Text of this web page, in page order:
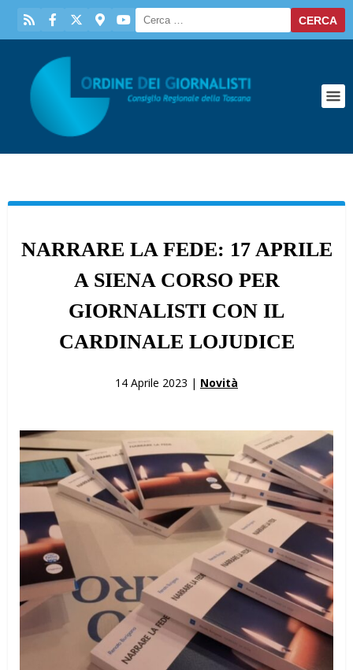
NARRARE LA FEDE: 17 APRILE
A SIENA CORSO PER
GIORNALISTI CON IL
CARDINALE LOJUDICE
14 Aprile 2023 | Novità